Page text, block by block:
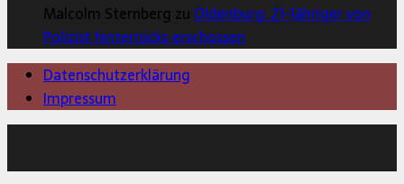
Malcolm Sternberg zu Oldenburg: 21-Jähriger von
Polizist hinterrücks erschossen
Datenschutzerklärung
Impressum